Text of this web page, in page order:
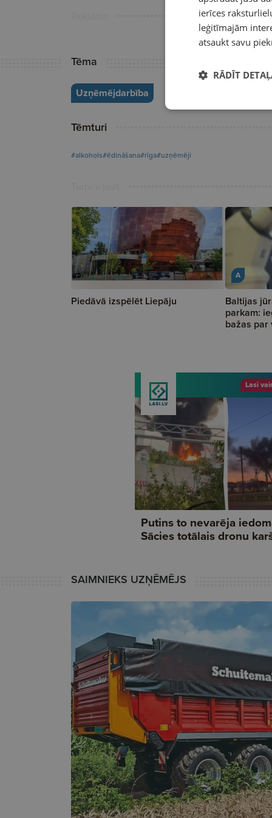
Tēma
Uzņēmējdarbība
Tēmturi
#alkohols#ēdināšana#rīga#uzņēmēji
Piedāvā izspēlēt Liepāju
A
Baltijas
parkam:
bažas par
SAIMNIEKS UZŅĒMĒJS
ierīces
leģitīmajām
atsaukt savu
RĀDĪT